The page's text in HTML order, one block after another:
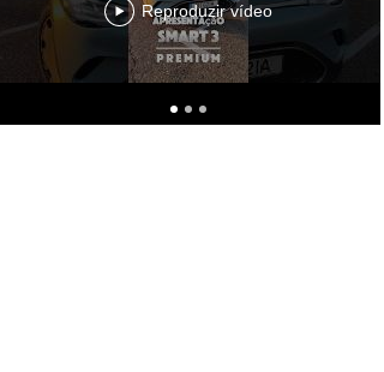
Reproduzir vídeo